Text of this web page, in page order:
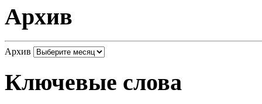
Архив
Архив
Ключевые слова